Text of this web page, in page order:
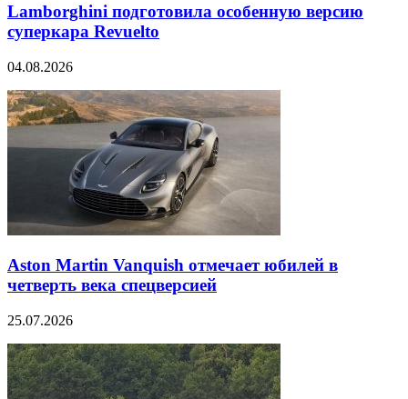
Lamborghini подготовила особенную версию
суперкара Revuelto
04.08.2026
Aston Martin Vanquish отмечает юбилей в
четверть века спецверсией
25.07.2026